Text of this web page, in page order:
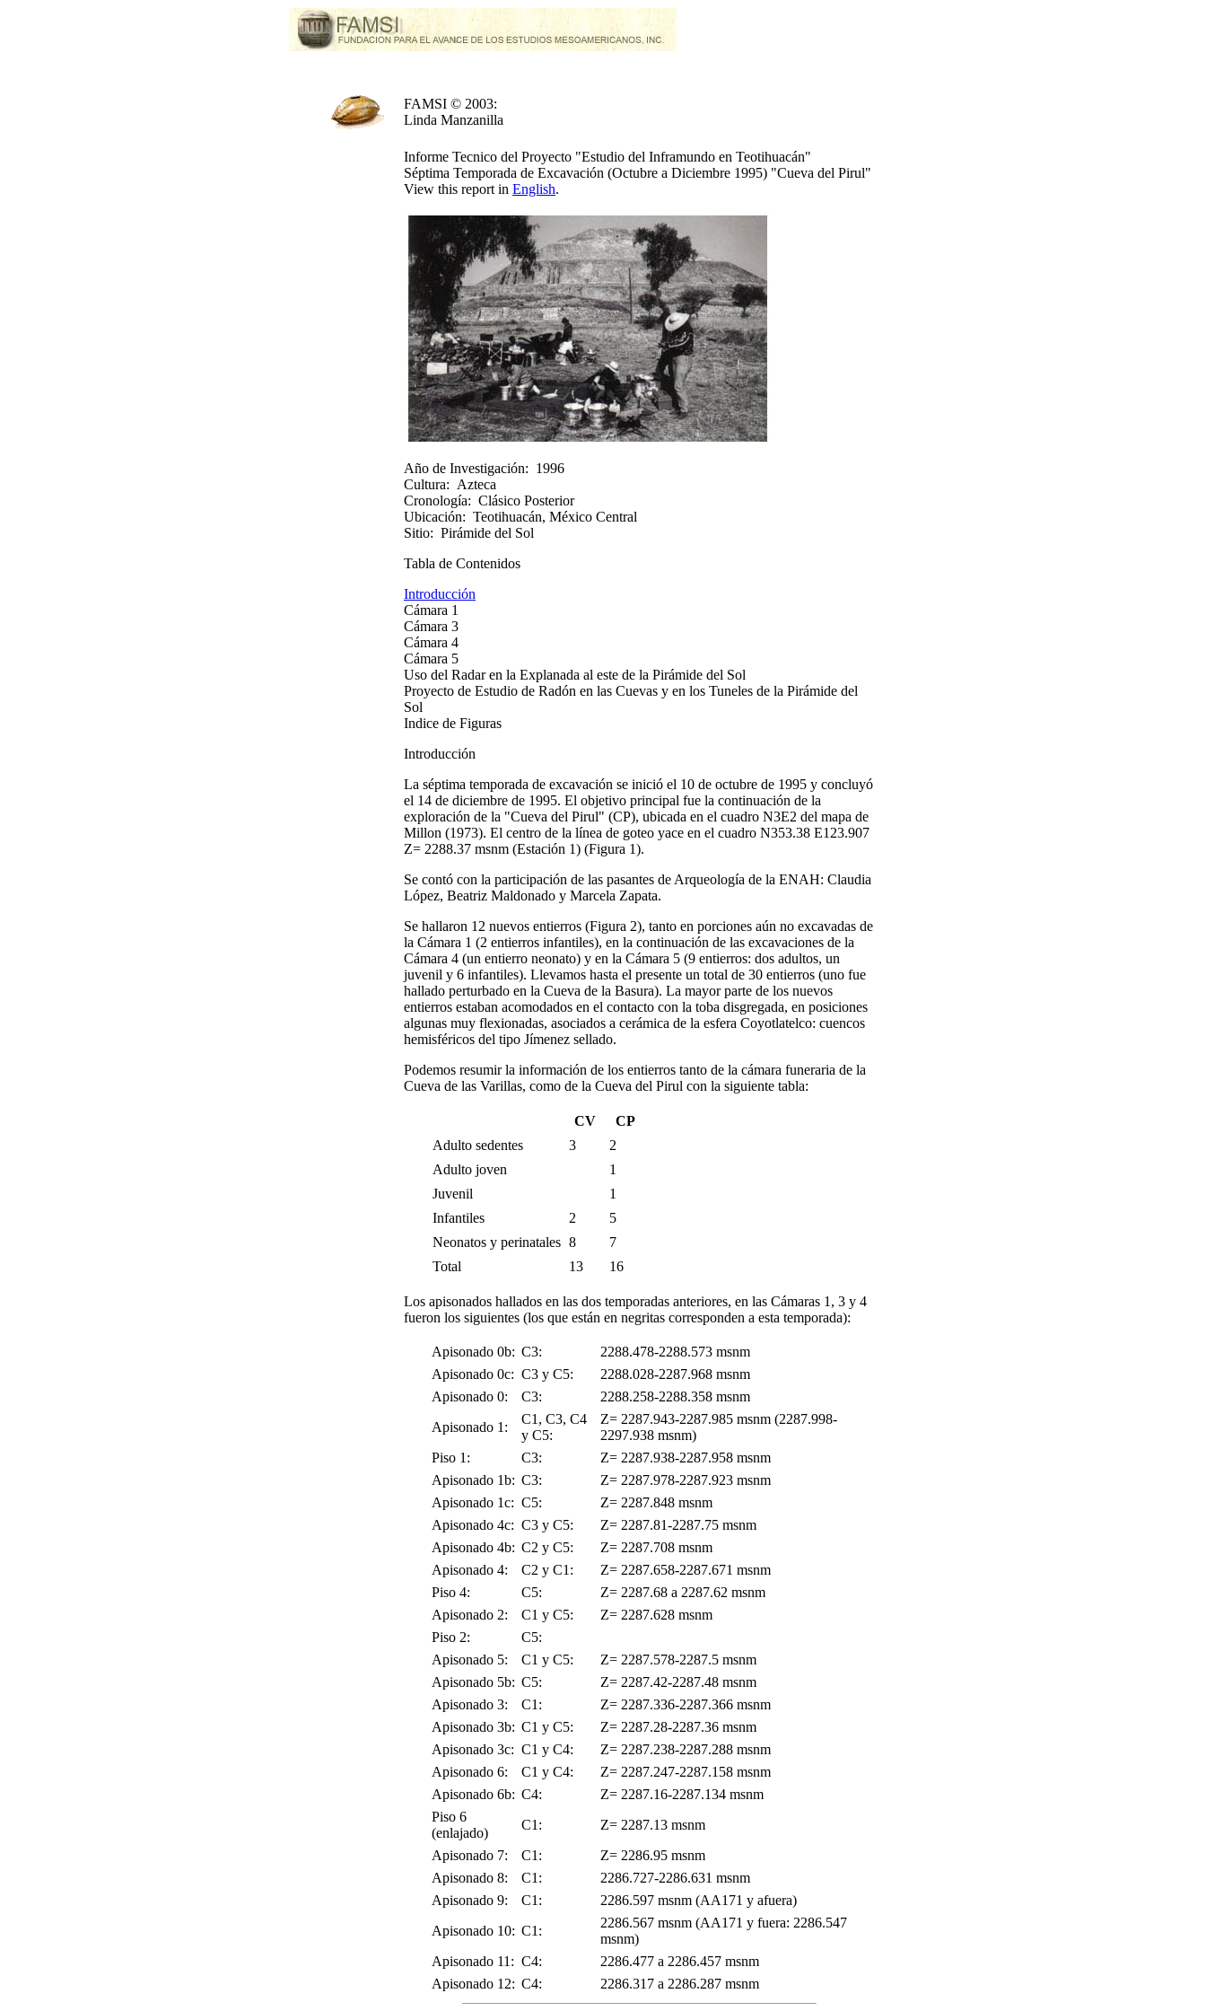
FAMSI © 2003:
Linda Manzanilla
Informe Tecnico del Proyecto "Estudio del Inframundo en Teotihuacán"
Séptima Temporada de Excavación (Octubre a Diciembre 1995) "Cueva del Pirul"
View this report in English.
Año de Investigación: 1996
Cultura: Azteca
Cronología: Clásico Posterior
Ubicación: Teotihuacán, México Central
Sitio: Pirámide del Sol
Tabla de Contenidos
Introducción
Cámara 1
Cámara 3
Cámara 4
Cámara 5
Uso del Radar en la Explanada al este de la Pirámide del Sol
Proyecto de Estudio de Radón en las Cuevas y en los Tuneles de la Pirámide del
Sol
Indice de Figuras
Introducción
La séptima temporada de excavación se inició el 10 de octubre de 1995 y concluyó
el 14 de diciembre de 1995. El objetivo principal fue la continuación de la
exploración de la "Cueva del Pirul" (CP), ubicada en el cuadro N3E2 del mapa de
Millon (1973). El centro de la línea de goteo yace en el cuadro N353.38 E123.907
Z= 2288.37 msnm (Estación 1) (Figura 1).
Se contó con la participación de las pasantes de Arqueología de la ENAH: Claudia
López, Beatriz Maldonado y Marcela Zapata.
Se hallaron 12 nuevos entierros (Figura 2), tanto en porciones aún no excavadas de
la Cámara 1 (2 entierros infantiles), en la continuación de las excavaciones de la
Cámara 4 (un entierro neonato) y en la Cámara 5 (9 entierros: dos adultos, un
juvenil y 6 infantiles). Llevamos hasta el presente un total de 30 entierros (uno fue
hallado perturbado en la Cueva de la Basura). La mayor parte de los nuevos
entierros estaban acomodados en el contacto con la toba disgregada, en posiciones
algunas muy flexionadas, asociados a cerámica de la esfera Coyotlatelco: cuencos
hemisféricos del tipo Jímenez sellado.
Podemos resumir la información de los entierros tanto de la cámara funeraria de la
Cueva de las Varillas, como de la Cueva del Pirul con la siguiente tabla:
CV
CP
Adulto sedentes
3
2
Adulto joven
1
Juvenil
1
Infantiles
2
5
Neonatos y perinatales 8
7
Total
13 16
Los apisonados hallados en las dos temporadas anteriores, en las Cámaras 1, 3 y 4
fueron los siguientes (los que están en negritas corresponden a esta temporada):
Apisonado 0b: C3:
2288.478-2288.573 msnm
Apisonado 0c: C3 y C5:
2288.028-2287.968 msnm
Apisonado 0:
C3:
2288.258-2288.358 msnm
Apisonado 1:
C1, C3, C4
y C5:
Z= 2287.943-2287.985 msnm (2287.998-
2297.938msnm)
Piso 1:
C3:
Z= 2287.938-2287.958 msnm
Apisonado 1b: C3:
Z= 2287.978-2287.923 msnm
Apisonado 1c: C5:
Z= 2287.848 msnm
Apisonado 4c: C3 y C5:
Z= 2287.81-2287.75 msnm
Apisonado 4b: C2 y C5:
Z= 2287.708 msnm
Apisonado 4:
C2 y C1:
Z= 2287.658-2287.671 msnm
Piso 4:
C5:
Z= 2287.68 a 2287.62 msnm
Apisonado 2:
C1 y C5:
Z= 2287.628 msnm
Piso 2:
C5:
Apisonado 5:
C1 y C5: Z= 2287.578-2287.5msnm
Apisonado 5b: C5:
Z= 2287.42-2287.48 msnm
Apisonado 3:
C1:
Z= 2287.336-2287.366 msnm
Apisonado 3b: C1 y C5:
Z= 2287.28-2287.36 msnm
Apisonado 3c: C1 y C4:
Z= 2287.238-2287.288 msnm
Apisonado 6:
C1 y C4:
Z= 2287.247-2287.158 msnm
Apisonado 6b: C4:
Z= 2287.16-2287.134 msnm
Piso 6
(enlajado)
C1:
Z= 2287.13 msnm
Apisonado 7:
C1:
Z= 2286.95 msnm
Apisonado 8:
C1:
2286.727-2286.631 msnm
Apisonado 9:
C1:
2286.597 msnm (AA171 y afuera)
Apisonado 10: C1:
2286.567 msnm (AA171 y fuera: 2286.547
msnm)
Apisonado 11: C4:
2286.477 a 2286.457 msnm
Apisonado 12: C4: 2286.317 a 2286.287 msnm